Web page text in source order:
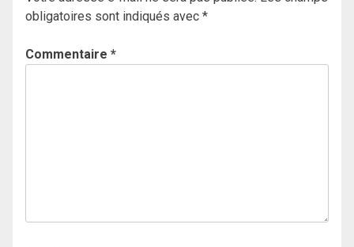
obligatoires sont indiqués avec *
Commentaire *